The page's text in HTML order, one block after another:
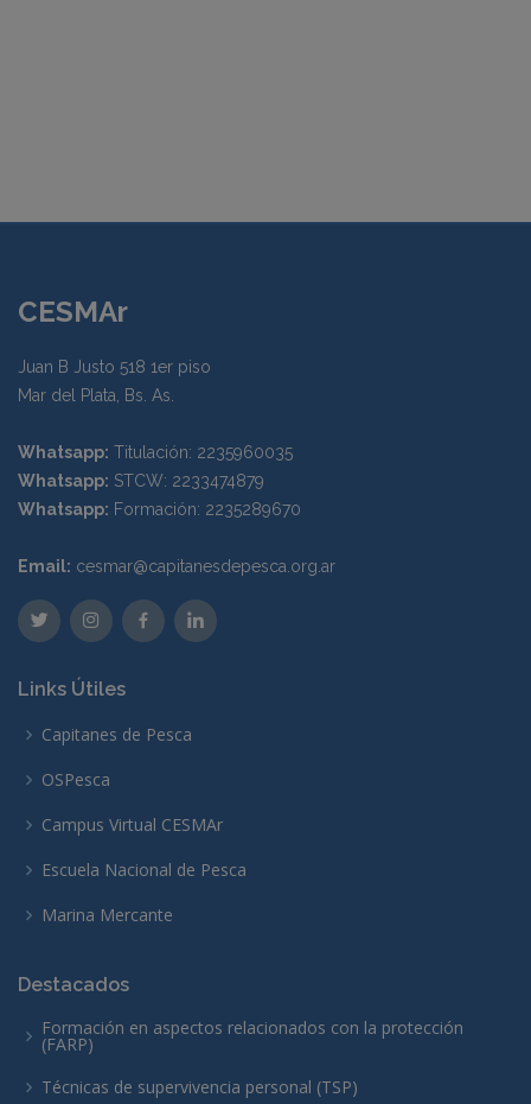
CESMAr
Juan B Justo 518 1er piso
Mar del Plata, Bs. As.
Whatsapp: Titulación: 2235960035
Whatsapp: STCW: 2233474879
Whatsapp: Formación: 2235289670
Email: cesmar@capitanesdepesca.org.ar
Links Útiles
Capitanes de Pesca
OSPesca
Campus Virtual CESMAr
Escuela Nacional de Pesca
Marina Mercante
Destacados
Formación en aspectos relacionados con la protección
(FARP)
Técnicas de supervivencia personal (TSP)